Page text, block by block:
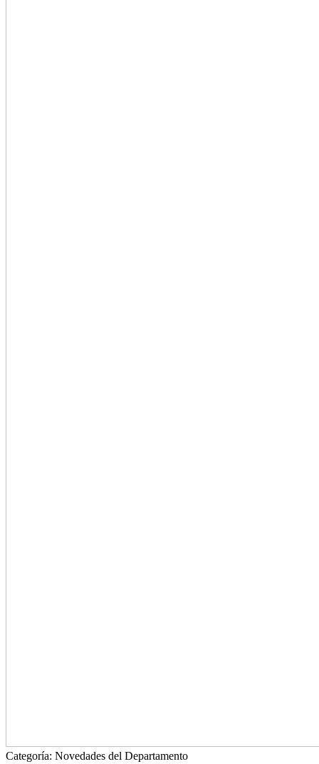
Categoría: Novedades del Departamento